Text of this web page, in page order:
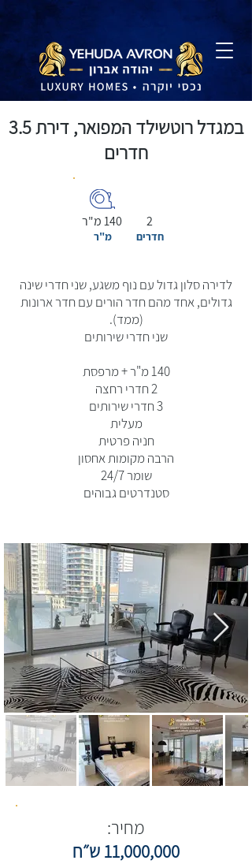
במגדל רוטשילד המפואר, דירת 3.5
חדרים
140 מ"ר
מ"ר
2
חדרים
לדירה סלון גדול עם נוף משגע, שני חדרי שינה
גדולים, אחד מהם חדר הורים עם חדר ארונות
(ממד).
שני חדרי שירותים
140 מ"ר + מרפסת
2 חדרי רחצה
3 חדרי שירותים
מעלית
חניה פרטית
הרבה מקומות אחסון
שומר 24/7
סטנדרטים גבוהים
מחיר:
11,000,000 ש״ח